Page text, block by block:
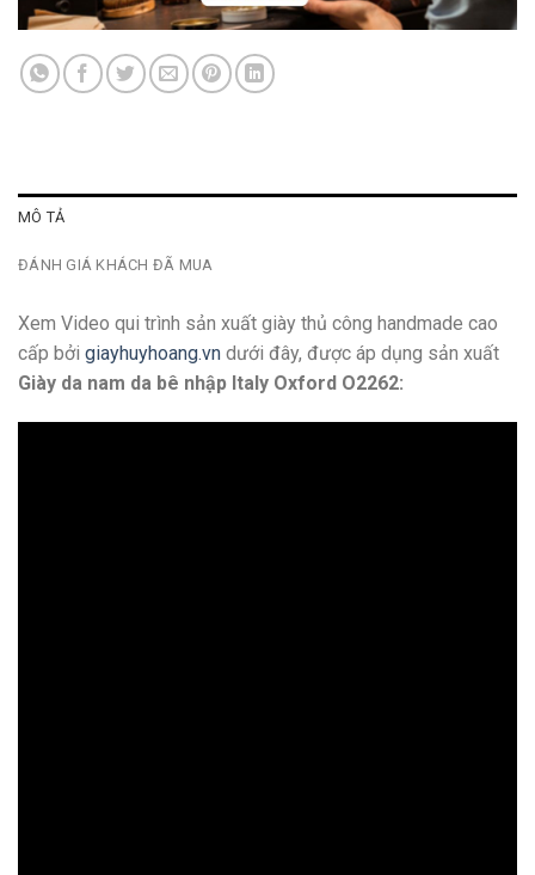
MÔ TẢ
ĐÁNH GIÁ KHÁCH ĐÃ MUA
Xem Video qui trình sản xuất giày thủ công handmade cao
cấp bởi giayhuyhoang.vn dưới đây, được áp dụng sản xuất
Giày da nam da bê nhập Italy Oxford O2262: